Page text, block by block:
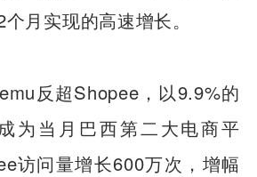
月实现的高速增长。
反超Shopee，以9.9%的
为当月巴西第二大电商平
访问量增长600万次，增幅